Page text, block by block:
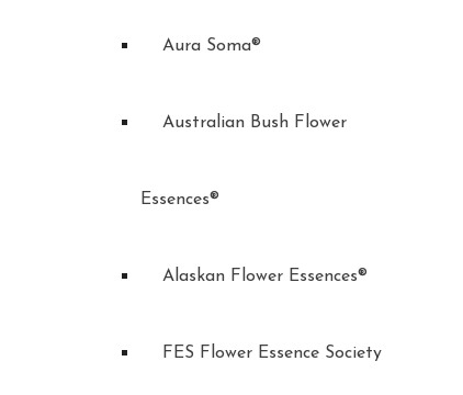
Aura Soma®
Australian Bush Flower
Essences®
Alaskan Flower Essences®
FES Flower Essence Society